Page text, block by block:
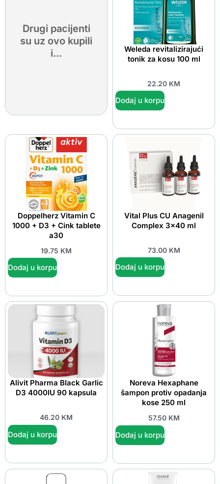
Drugi pacijenti
su uz ovo kupili
i...
Weleda revitalizirajući
tonik za kosu 100 ml
22.20 KM
Dodaj u korpu
Doppelherz Vitamin C
1000 + D3 + Cink tablete
a30
19.75 KM
Dodaj u korpu
Vital Plus CU Anagenil
Complex 3×40 ml
73.00 KM
Dodaj u korpu
Alivit Pharma Black Garlic
D3 4000IU 90 kapsula
46.20 KM
Dodaj u korpu
Noreva Hexaphane
šampon protiv opadanja
kose 250 ml
57.50 KM
Dodaj u korpu